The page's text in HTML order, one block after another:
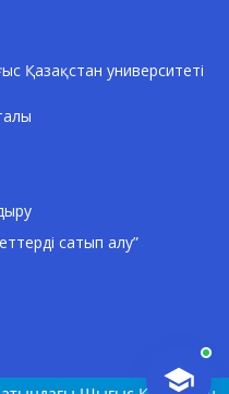
Қазақстан университеті
сатып алу”
Қазақстан